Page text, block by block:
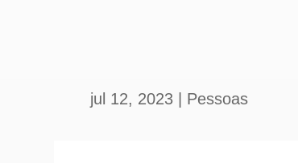
jul 12, 2023 Pessoas